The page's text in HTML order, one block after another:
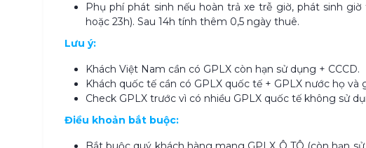
Phụ phí phát sinh nếu hoàn trả xe trễ giờ, phát sinh
hoặc 23h). Sau 14h tính thêm 0,5 ngày thuê.
Lưu ý:
Khách Việt Nam cần có GPLX còn hạn sử dụng + CCCD.
Khách quốc tế cần có GPLX quốc tế + GPLX nước họ và
Check GPLX trước vì có nhiều GPLX quốc tế không sử
Điều khoản bắt buộc: